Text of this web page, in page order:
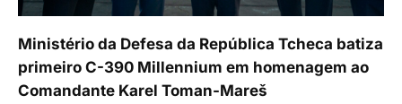
Ministério da Defesa da República Tcheca batiza
primeiro C-390 Millennium em homenagem ao
Comandante Karel Toman-Mareš